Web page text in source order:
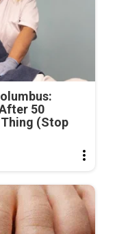
50
(Stop